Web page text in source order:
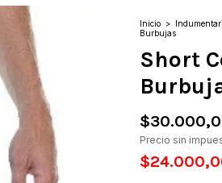
Inicio >
Burbujas
Short
Precio sin